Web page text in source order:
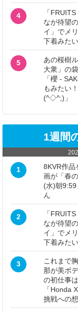
4
「
なが待望
イ」でメ
下着みた
5
あの桜樹
大衆」の
「櫻 -
もみたい
(^◇^;)」
1週間
1
8KVR作品
画が「春
(水)朝9:59
ん
2
「
なが待望
イ」でメ
下着みた
3
これまで
那が美ボ
の初仕事
「Honda
挑戦への